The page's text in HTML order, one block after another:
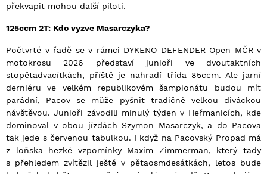
překvapit mohou další piloti.
125ccm 2T: Kdo vyzve Masarczyka?
Počtvrté v řadě se v rámci DYKENO DEFENDER Open MČR v
motokrosu 2026 představí junioři ve dvoutaktních
stopětadvacítkách, příště je nahradí třída 85ccm. Ale jarní
derniéru ve velkém republikovém šampionátu budou mít
parádní, Pacov se může pyšnit tradičně velkou diváckou
návštěvou. Junioři závodili minulý týden v Heřmanicích, kde
dominoval v obou jízdách Szymon Masarczyk, a do Pacova
tak jede s červenou tabulkou. I když na Pacovský Propad má
z loňska hezké vzpomínky Maxim Zimmerman, který tady
s přehledem zvítězil ještě v pětaosmdesátkách, letos bude